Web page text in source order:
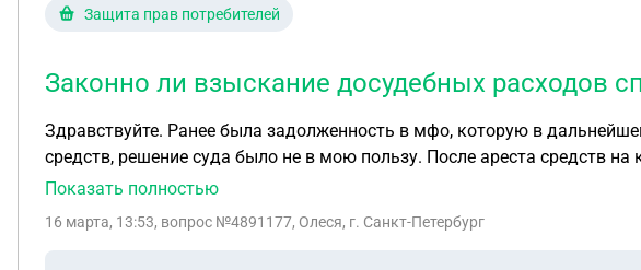
Защита прав потребителей
Законно ли взыскание досудебных расходов
Здравствуйте. Ранее была задолженность в мфо, которую в
средств, решение суда было не в мою пользу. После ареста средств
Показать полностью
16 марта, 13:53, вопрос №4891177, Олеся, г. Санкт-Петербург